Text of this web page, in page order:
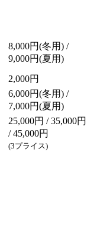
8,000円(冬用) /
9,000円(夏用)
2,000円
6,000円(冬用) /
7,000円(夏用)
25,000円 / 35,000円
/ 45,000円
(3プライス)